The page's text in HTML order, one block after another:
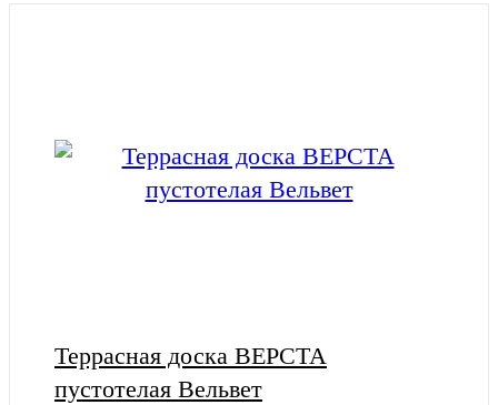
Террасная доска ВЕРСТА
пустотелая Вельвет